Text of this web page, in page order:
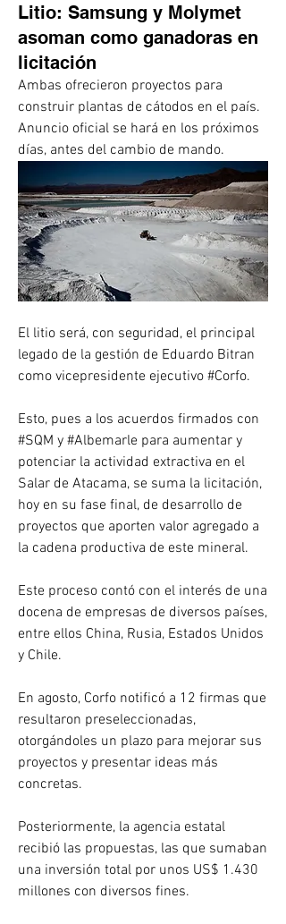
Litio: Samsung y Molymet
asoman como ganadoras en
licitación
Ambas ofrecieron proyectos para
construir plantas de cátodos en el país.
Anuncio oficial se hará en los próximos
días, antes del cambio de mando.
El litio será, con seguridad, el principal
legado de la gestión de Eduardo Bitran
como vicepresidente ejecutivo #Corfo.
Esto, pues a los acuerdos firmados con
#SQM y #Albemarle para aumentar y
potenciar la actividad extractiva en el
Salar de Atacama, se suma la licitación,
hoy en su fase final, de desarrollo de
proyectos que aporten valor agregado a
la cadena productiva de este mineral.
Este proceso contó con el interés de una
docena de empresas de diversos países,
entre ellos China, Rusia, Estados Unidos
y Chile.
En agosto, Corfo notificó a 12 firmas que
resultaron preseleccionadas,
otorgándoles un plazo para mejorar sus
proyectos y presentar ideas más
concretas.
Posteriormente, la agencia estatal
recibió las propuestas, las que sumaban
una inversión total por unos US$ 1.430
millones con diversos fines.